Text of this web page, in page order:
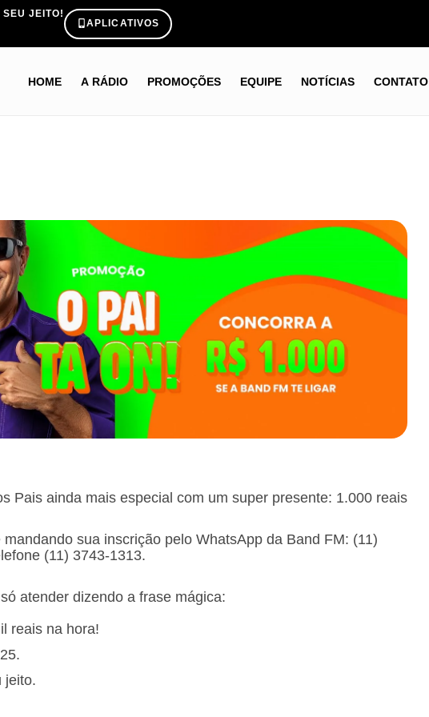
JEITO!
APLICATIVOS
HOME A RÁDIO PROMOÇÕES EQUIPE NOTÍCIAS CONTATO
Pais ainda mais especial com um super presente: 1.000 reais
sua inscrição pelo WhatsApp da Band FM: (11)
(11) 3743-1313.
atender dizendo a frase mágica:
reais na hora!
jeito.